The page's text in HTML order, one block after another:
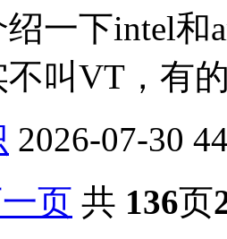
一下intel和
不叫VT，有
2026-07-30
页 共 136页